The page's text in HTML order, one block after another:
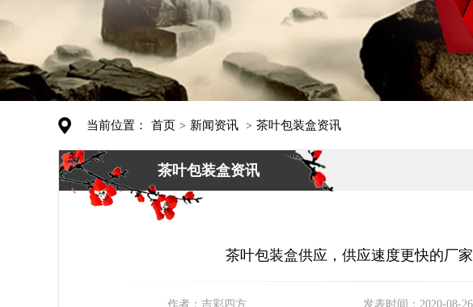
当前位置： 首页 > 新闻资讯 > 茶叶包装盒资讯
茶叶包装盒资讯
茶叶包装盒供应，供应速度更快的厂
作者： 吉彩四方 发表时间： 2020-08-